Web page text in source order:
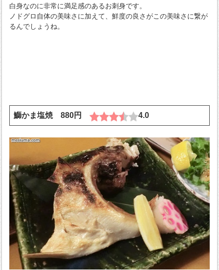
白身なのに非常に満足感のあるお刺身です。
ノドグロ自体の美味さに加えて、鮮度の良さがこの美味さに繋が
るんでしょうね。
鰤かま塩焼 880円 4.0